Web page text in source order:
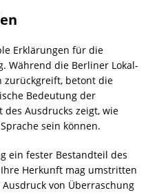
Erklärungen für die
Während die Berliner Lokal-
zurückgreift, betont die
Bedeutung der
Ausdrucks zeigt, wie
sein können.
ein fester Bestandteil des
Herkunft mag umstritten
von Überraschung